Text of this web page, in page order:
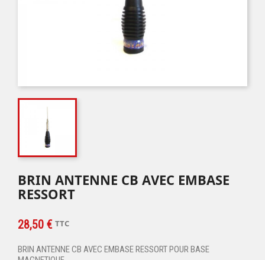
BRIN ANTENNE CB AVEC EMBASE
RESSORT
28,50 € TTC
BRIN ANTENNE CB AVEC EMBASE RESSORT POUR BASE